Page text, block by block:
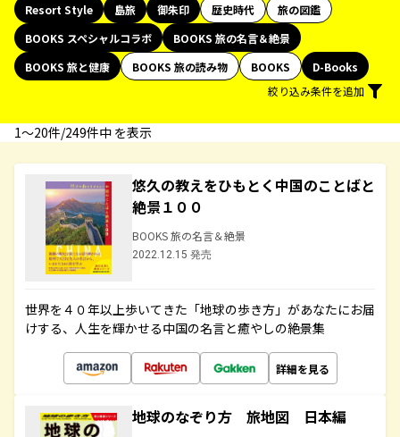
Resort Style
島旅 御朱印 歴史時代
旅の図鑑
BOOKS スペシャルコラボ
BOOKS 旅の名言＆絶景
BOOKS 旅と健康
BOOKS 旅の読み物 BOOKS
D-Books
絞り込み条件を追加
1〜20件/249件中 を表示
悠久の教えをひもとく中国のことばと
絶景１００
BOOKS 旅の名言＆絶景
2022.12.15 発売
世界を４０年以上歩いてきた「地球の歩き方」があなたにお届
けする、人生を輝かせる中国の名言と癒やしの絶景集
詳細を見る
地球のなぞり方 旅地図 日本編